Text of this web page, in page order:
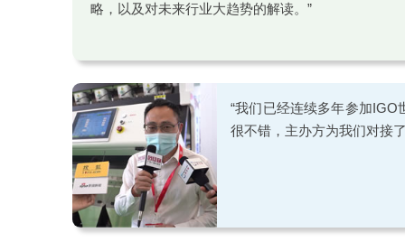
略，以及对未来行业大趋势的解读。”
“我们已经连续多年参加
很不错，主办方为我们对接